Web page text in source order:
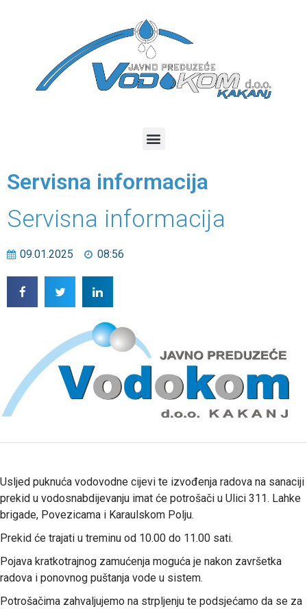
Servisna informacija
Servisna informacija
09.01.2025 08:56
Usljed puknuća vodovodne cijevi te izvođenja radova na sanaciji
prekid u vodosnabdijevanju imat će potrošači u Ulici 311. Lahke
brigade, Povezicama i Karaulskom Polju.
Prekid će trajati u treminu od 10.00 do 11.00 sati.
Pojava kratkotrajnog zamućenja moguća je nakon završetka
radova i ponovnog puštanja vode u sistem.
Potrošačima zahvaljujemo na strpljenju te podsjećamo da se za